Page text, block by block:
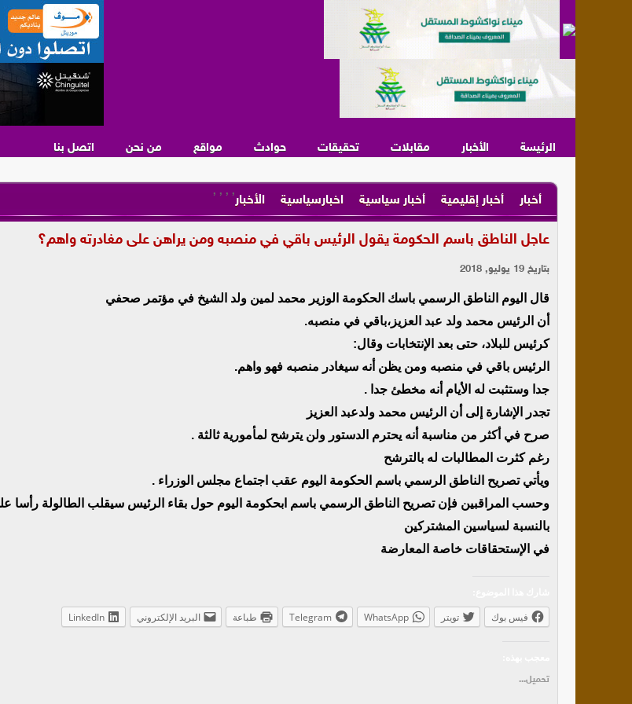
الرئيسة الأخبار مقابلات تحقيقات حوادث مواقع من نحن اتصل بنا
أخبار
,
أخبار إقليمية
,
أخبار سياسية
,
اخبارسياسية
,
الأخبار
عاجل الناطق باسم الحكومة يقول الرئيس باقي في منصبه ومن يراهن على مغادرته واهم؟
بتاريخ 19 يوليو, 2018
قال اليوم الناطق الرسمي باسك الحكومة الوزير محمد لمين ولد الشيخ في مؤتمر صحفي
أن الرئيس محمد ولد عبد العزيز،باقي في منصبه.
كرئيس للبلاد، حتى بعد الإنتخابات وقال:
الرئيس باقي في منصبه ومن يظن أنه سيغادر منصبه فهو واهم.
جدا وستثبت له الأيام أنه مخطئ جدا .
تجدر الإشارة إلى أن الرئيس محمد ولدعبد العزيز
صرح في أكثر من مناسبة أنه يحترم الدستور ولن يترشح لمأمورية ثالثة .
رغم كثرت المطالبات له بالترشح
ويأتي تصريح الناطق الرسمي باسم الحكومة اليوم عقب اجتماع مجلس الوزراء .
وحسب المراقبين فإن تصريح الناطق الرسمي باسم ابحكومة اليوم حول بقاء الرئيس سيقلب الطالولة رأسا
بالنسبة لسياسين المشتركين
في الإستحقاقات خاصة المعارضة
فيس بوك تويتر WhatsApp
Telegram طباعة البريد الإلكتروني LinkedIn
تحميل...